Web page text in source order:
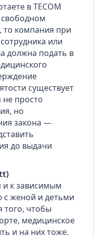
в TECOM
свободном
то компания при
или
должна подать в
существует
просто
но
закона —
до выдачи
и к зависимым
с женой и детьми
того, чтобы
медицинское
и на них тоже.